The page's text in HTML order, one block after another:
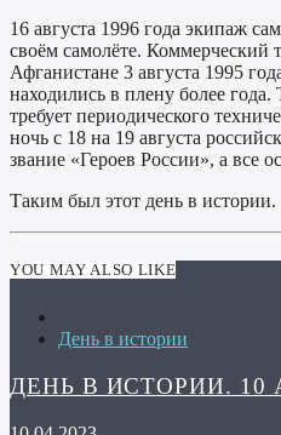
16 августа 1996 года экипаж
своём самолёте. Коммерческий
Афганистане 3 августа 1995
находились в плену более
требует периодического
ночь с 18 на 19 августа
звание «Героев России», а все
Таким был этот день в истории.
YOU MAY ALSO LIKE
День в истории
ДЕНЬ В ИСТОРИИ. 10